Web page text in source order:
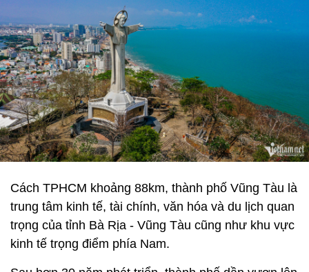
Cách TPHCM khoảng 88km, thành phố Vũng Tàu là
trung tâm kinh tế, tài chính, văn hóa và du lịch quan
trọng của tỉnh Bà Rịa - Vũng Tàu cũng như khu vực
kinh tế trọng điểm phía Nam.